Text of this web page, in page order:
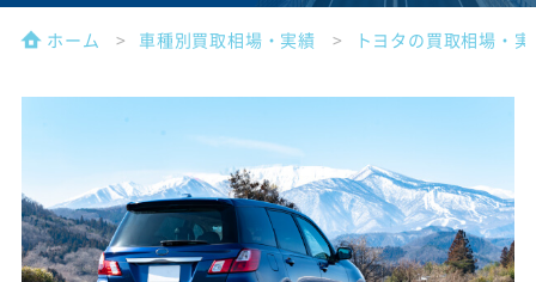
ホーム 車種別買取相場・実績 トヨタの買取相場・